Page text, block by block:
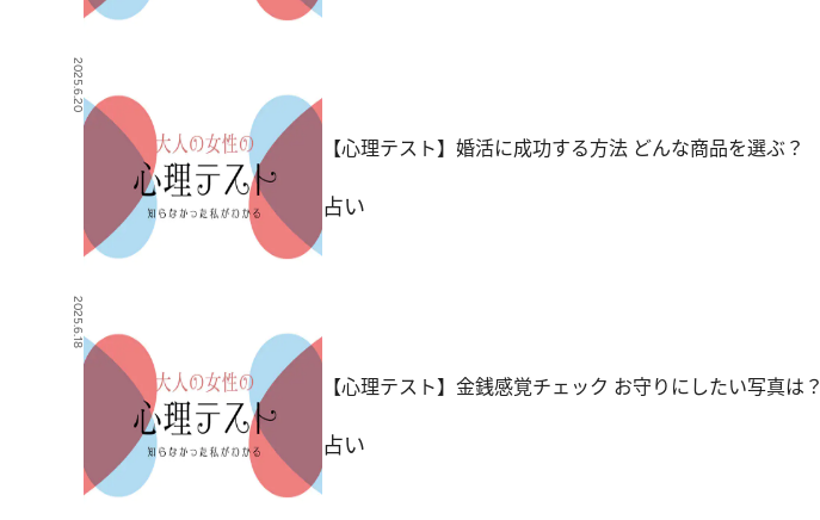
2025.6.20
【心理テスト】婚活に成功する方法 どんな商品を選ぶ？
占い
2025.6.18
【心理テスト】金銭感覚チェック お守りにしたい写真は？
占い